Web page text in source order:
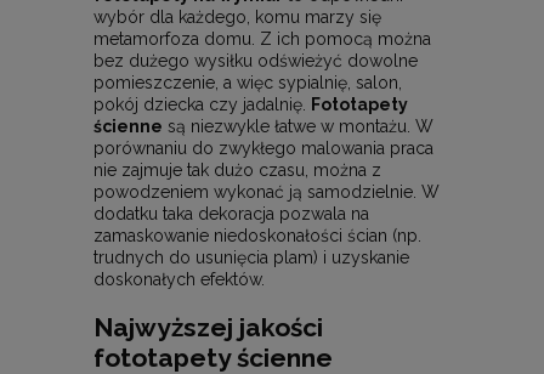
wybór dla każdego, komu marzy się
metamorfoza domu. Z ich pomocą można
bez dużego wysiłku odświeżyć dowolne
pomieszczenie, a więc sypialnię, salon,
pokój dziecka czy jadalnię. Fototapety
ścienne są niezwykle łatwe w montażu. W
porównaniu do zwykłego malowania praca
nie zajmuje tak dużo czasu, można z
powodzeniem wykonać ją samodzielnie. W
dodatku taka dekoracja pozwala na
zamaskowanie niedoskonałości ścian (np.
trudnych do usunięcia plam) i uzyskanie
doskonałych efektów.
Najwyższej jakości
fototapety ścienne